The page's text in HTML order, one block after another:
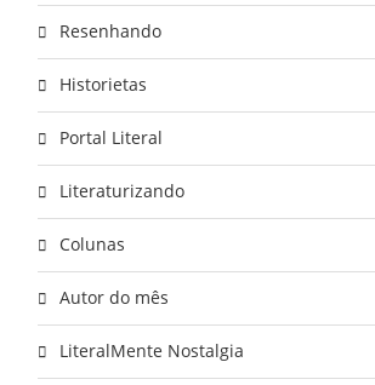
Resenhando
Historietas
Portal Literal
Literaturizando
Colunas
Autor do mês
LiteralMente Nostalgia